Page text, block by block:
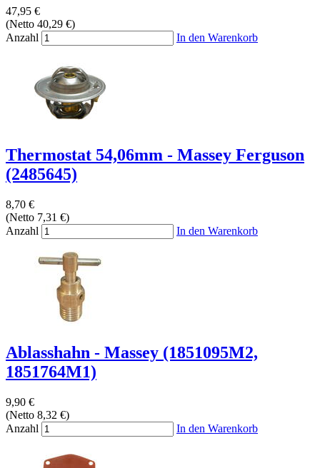
47,95 €
(Netto 40,29 €)
Anzahl
In den Warenkorb
Thermostat 54,06mm - Massey Ferguson
(2485645)
8,70 €
(Netto 7,31 €)
Anzahl
In den Warenkorb
Ablasshahn - Massey (1851095M2,
1851764M1)
9,90 €
(Netto 8,32 €)
Anzahl
In den Warenkorb